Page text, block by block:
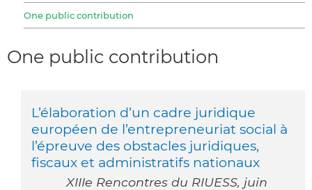
One public contribution
One public contribution
L’élaboration d’un cadre juridique
européen de l’entrepreneuriat social à
l’épreuve des obstacles juridiques,
fiscaux et administratifs nationaux
XIIIe Rencontres du RIUESS, juin